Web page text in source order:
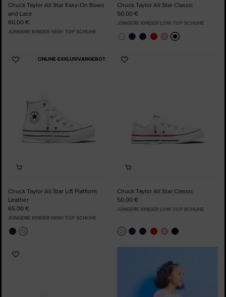
Chuck Taylor All Star Easy-On Bows
and Lace
60,00 €
JÜNGERE KINDER HIGH TOP SCHUHE
Chuck Taylor All Star Classic
50,00 €
JÜNGERE KINDER LOW TOP SCHUHE
ONLINE-EXKLUSIVANGEBOT
Zu
Chuck Taylor All Star Lift Platform
Leather
65,00 €
JÜNGERE KINDER HIGH TOP SCHUHE
Zu
Chuck Taylor All Star Classic
50,00 €
JÜNGERE KINDER LOW TOP SCHUHE
Zu